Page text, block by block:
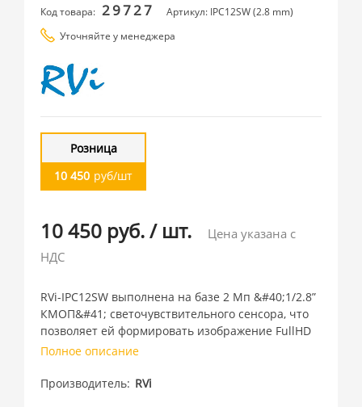
Код товара: 29727
Артикул: IPC12SW (2.8 mm)
Уточняйте у менеджера
Розница
10 450 руб/шт
10 450 руб./ шт.
Цена указана с
НДС
RVi-IPC12SW выполнена на базе 2 Мп &#40;1/2.8”
КМОП&#41; светочувствительного сенсора, что
позволяет ей формировать изображение FullHD
Полное описание
Производитель RVi